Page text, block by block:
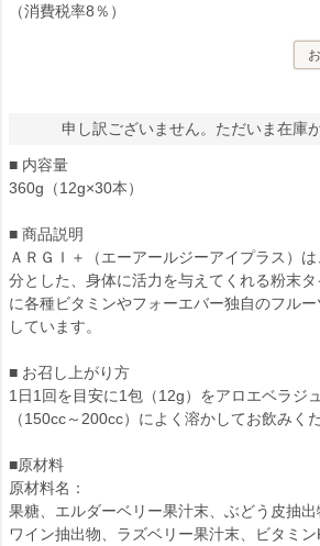
（消費税率8％）
申し訳ございません。ただいま在庫
■ 内容量
360g（12g×30本）
■ 商品説明
ＡＲＧＩ＋（エーアールジーアイプラス）
分とした、身体に活力を与えてくれる粉末
に各種ビタミンやフォーエバー独自のフル
しています。
■ お召し上がり方
1日1回を目安に1包（12g）をアロエベラジ
（150cc～200cc）によく溶かしてお飲みく
■原材料
原材料名：
果糖、エルダーベリー果汁末、ぶどう皮抽
ワイン抽出物、ラズベリー果汁末、ビタミ